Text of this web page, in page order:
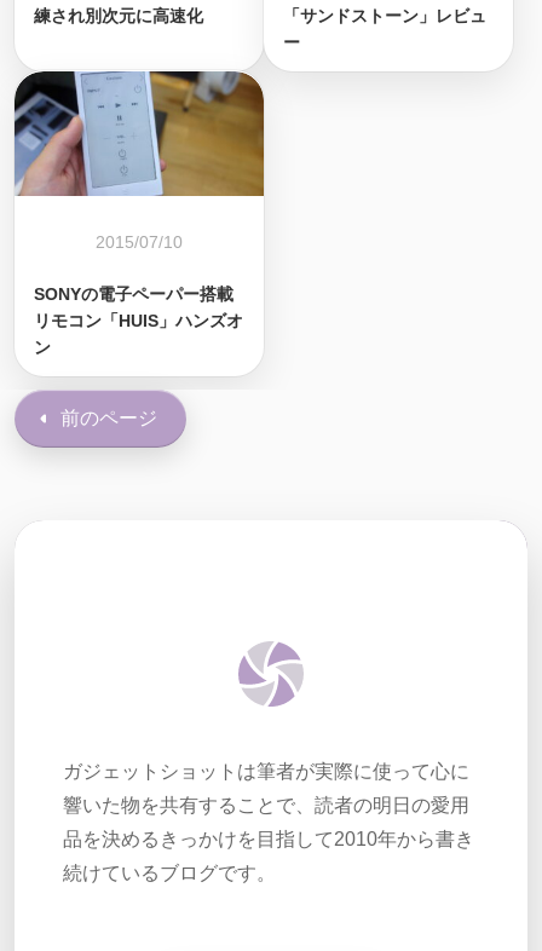
練され別次元に高速化
「サンドストーン」レビュ
ー
2015/07/10
SONYの電子ペーパー搭載
リモコン「HUIS」ハンズオ
ン
前のページ
ガジェットショットは筆者が実際に使って心に
響いた物を共有することで、読者の明日の愛用
品を決めるきっかけを目指して2010年から書き
続けているブログです。